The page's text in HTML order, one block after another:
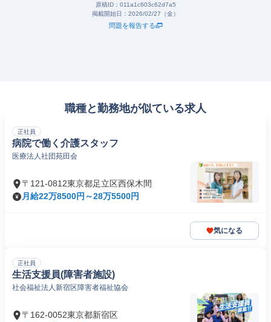
原稿ID： 011a1c603c62d7a5
掲載開始日： 2026/02/27（金）
問題を報告する
職種と勤務地が似ている求人
正社員
病院で働く介護スタッフ
医療法人社団苑田会
〒121-0812東京都足立区西保木間
月給22万8500円～28万5500円
気になる
正社員
生活支援員(障害者施設)
社会福祉法人新宿区障害者福祉協会
〒162-0052東京都新宿区